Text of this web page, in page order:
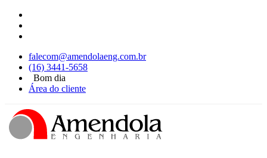
falecom@amendolaeng.com.br
(16) 3441-5658
Bom dia
Área do cliente